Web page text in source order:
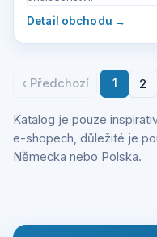
Detail obchodu →
‹ Předchozí 1 2
Katalog je pouze
e-shopech, důležité je
Německa nebo Polska.